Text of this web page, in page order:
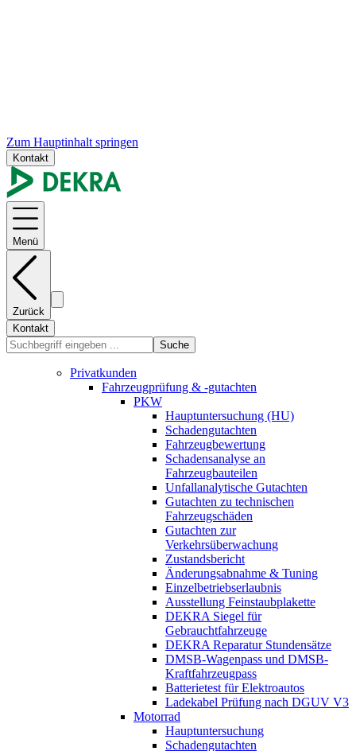
Zum Hauptinhalt springen
Kontakt
Menü
Zurück
Kontakt
Suche
Privatkunden
Fahrzeugprüfung & -gutachten
PKW
Hauptuntersuchung (HU)
Schadengutachten
Fahrzeugbewertung
Schadensanalyse an
Fahrzeugbauteilen
Unfallanalytische Gutachten
Gutachten zu technischen
Fahrzeugschäden
Gutachten zur
Verkehrsüberwachung
Zustandsbericht
Änderungsabnahme & Tuning
Einzelbetriebserlaubnis
Ausstellung Feinstaubplakette
DEKRA Siegel für
Gebrauchtfahrzeuge
DEKRA Reparatur Stundensätze
DMSB-Wagenpass und DMSB-
Kraftfahrzeugpass
Batterietest für Elektroautos
Ladekabel Prüfung nach DGUV V3
Motorrad
Hauptuntersuchung
Schadengutachten